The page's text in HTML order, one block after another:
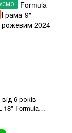
6 років
18" Formula
9" зелений з